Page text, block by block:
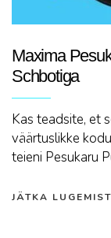
Maxima
Schbotiga
Kas teadsite, et
väärtuslikke
teieni Pesukaru
JÄTKA LUGEMIST